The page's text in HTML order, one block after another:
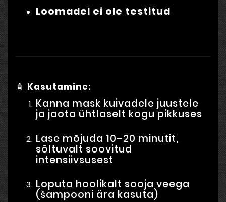
Loomadel ei ole testitud
🧴 Kasutamine:
Kanna mask kuivadele juustele
ja jaota ühtlaselt kogu pikkuses
Lase mõjuda 10–20 minutit,
sõltuvalt soovitud
intensiivsusest
Loputa hoolikalt sooja veega
(šampooni ära kasuta)